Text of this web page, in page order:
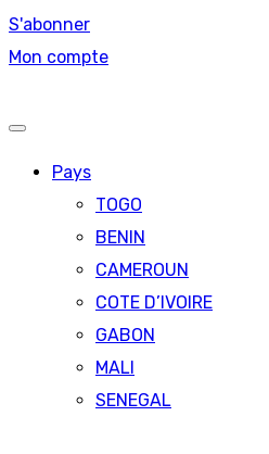
S'abonner
Mon compte
Pays
TOGO
BENIN
CAMEROUN
COTE D’IVOIRE
GABON
MALI
SENEGAL